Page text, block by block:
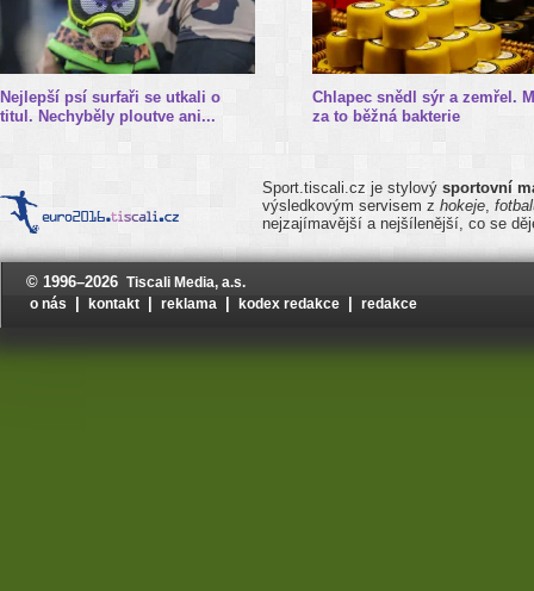
Nejlepší psí surfaři se utkali o
titul. Nechyběly ploutve ani...
Chlapec snědl sýr a zemřel.
za to běžná bakterie
Sport.tiscali.cz je stylový sportovní
výsledkovým servisem z hokeje
nejzajímavější a nejšílenější, co se
© 1996–2026 Tiscali Media, a.s.
o nás
kontakt reklama kodex redakce redakce